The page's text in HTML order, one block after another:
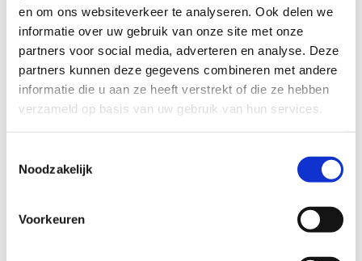
en om ons websiteverkeer te analyseren. Ook delen we
informatie over uw gebruik van onze site met onze
partners voor social media, adverteren en analyse. Deze
partners kunnen deze gegevens combineren met andere
informatie die u aan ze heeft verstrekt of die ze hebben
verzameld op basis van uw gebruik van hun services.
Noodzakelijk
Voorkeuren
Vink aan wat van toepassing is voor u
Voetbal